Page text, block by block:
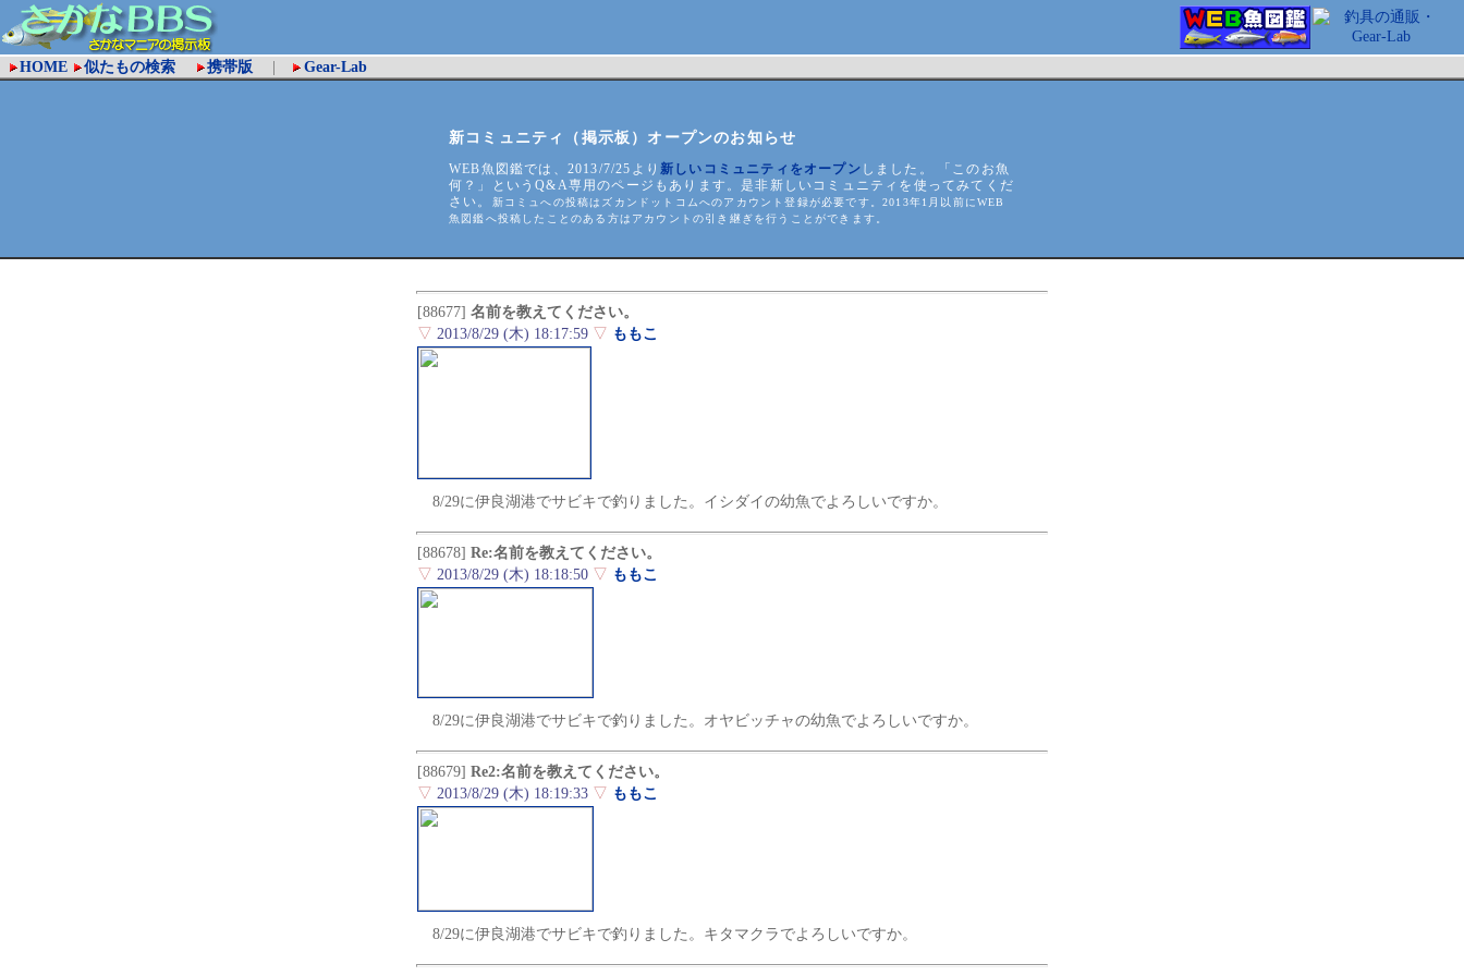
HOME 似たもの検索 携帯版 Gear-Lab
新コミュニティ（掲示板）オープンのお知らせ
WEB魚図鑑では、2013/7/25より 新しいコミュニティをオープン しました。 「このお魚
何？」というQ&A専用のページもあります。是非新しいコミュニティを使ってみてくだ
さい。
新コミュへの投稿はズカンドットコムへのアカウント登録が必要です。2013年1月以前にWEB
魚図鑑へ投稿したことのある方はアカウントの引き継ぎを行うことができます。
[88677] 名前を教えてください。
▽ 2013/8/29 (木) 18:17:59 ▽ ももこ
8/29に伊良湖港でサビキで釣りました。イシダイの幼魚でよろしいですか。
[88678] Re:名前を教えてください。
▽ 2013/8/29 (木) 18:18:50 ▽ ももこ
8/29に伊良湖港でサビキで釣りました。オヤビッチャの幼魚でよろしいですか。
[88679] Re2:名前を教えてください。
▽ 2013/8/29 (木) 18:19:33 ▽ ももこ
8/29に伊良湖港でサビキで釣りました。キタマクラでよろしいですか。